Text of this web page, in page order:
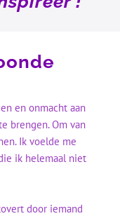
en onmacht aan
brengen. Om van
Ik voelde me
ik helemaal niet
door iemand